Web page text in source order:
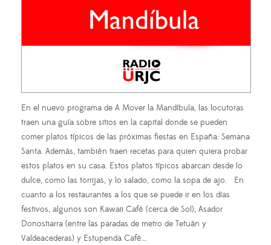
En el nuevo programa de A Mover la Mandíbula, las locutoras
traen una guía sobre sitios en la capital donde se pueden
comer platos típicos de las próximas fiestas en España: Semana
Santa. Además, también traen recetas para quien quiera probar
estos platos en su casa. Estos platos típicos abarcan desde lo
dulce, como las torrijas, y lo salado, como la sopa de ajo. En
cuanto a los restaurantes a los que se puede ir en los días
festivos, algunos son Kawaii Café (cerca de Sol), Asador
Donostiarra (entre las paradas de metro de Tetuán y
Valdeacederas) y Estupenda Café…